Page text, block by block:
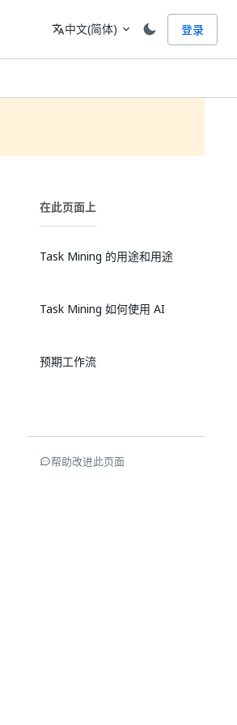
语言
translate中文(简体) expand_more 登录
在此页面上
Task Mining 的用途和用途
Task Mining 如何使用 AI
预期工作流
帮助改进此页面